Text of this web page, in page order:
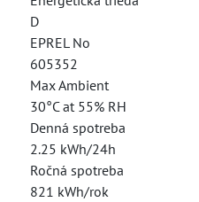
D
EPREL No
605352
Max Ambient
30°C at 55% RH
Denná spotreba
2.25 kWh/24h
Ročná spotreba
821 kWh/rok